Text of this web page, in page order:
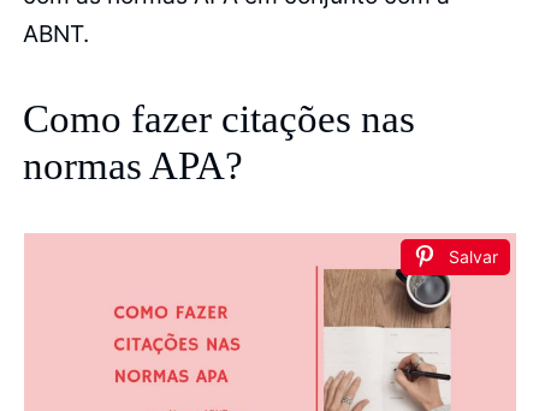
ABNT.
Como fazer citações nas
normas APA?
Salvar